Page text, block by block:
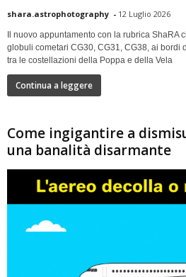
shara.astrophotography - 12 Luglio 2026
Il nuovo appuntamento con la rubrica ShaRA
globuli cometari CG30, CG31, CG38, ai bordi
tra le costellazioni della Poppa e della Vela
Continua a leggere
Come ingigantire a
una banalità disarmante